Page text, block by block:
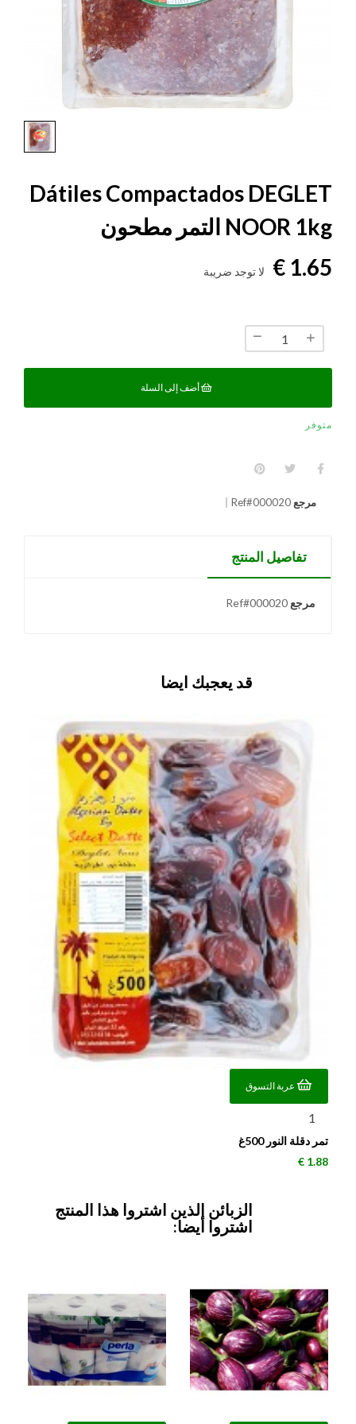
Dátiles Compactados DEGLET
NOOR 1kg التمر مطحون
1.65 €
لا توجد ضريبة
أضف إلى السلة
متوفر
مرجع Ref#000020
تفاصيل المنتج
مرجع Ref#000020
قد يعجبك ايضا
عربة التسوق
تمر دقلة النور 500غ
السعر
1.88 €
الزبائن الذين اشتروا هذا المنتج
اشتروا أيضا: